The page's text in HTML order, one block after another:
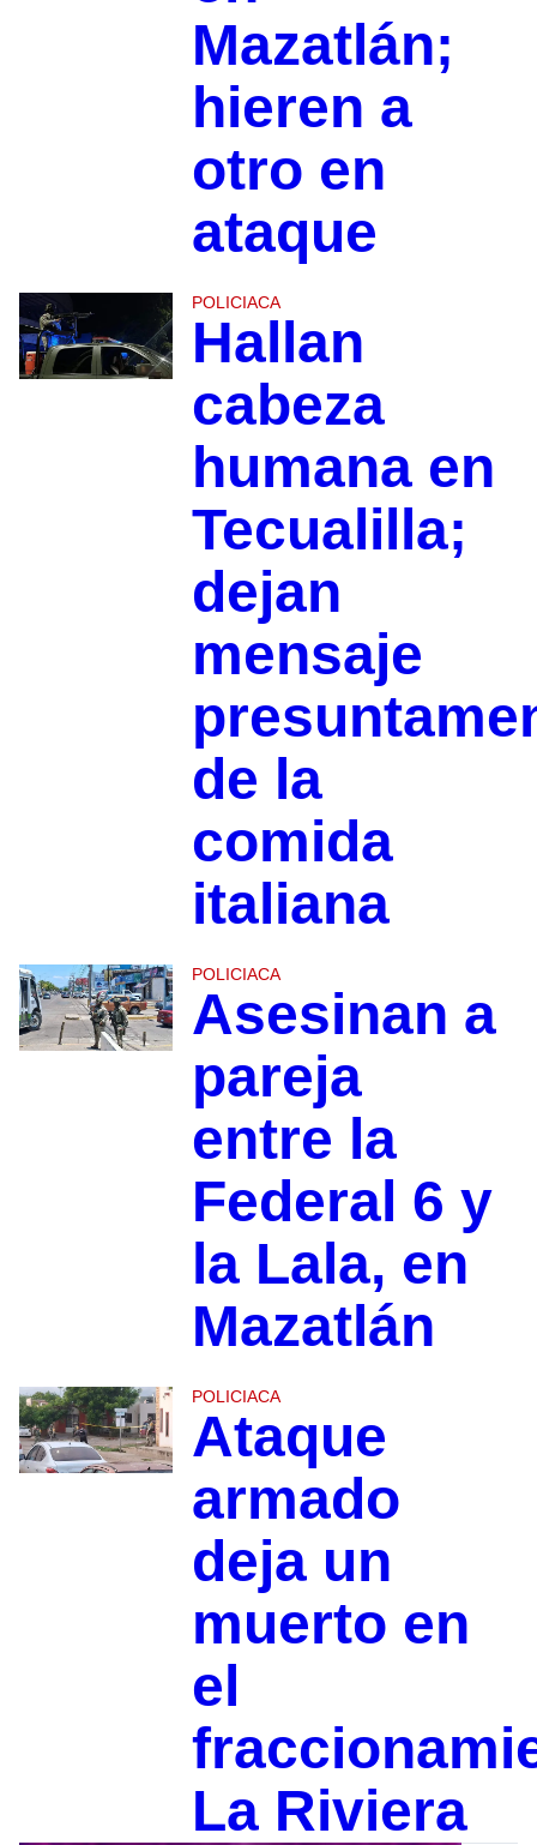
Mazatlán;
hieren a
otro en
ataque
POLICIACA
Hallan
cabeza
humana en
Tecualilla;
dejan
mensaje
de la
comida
italiana
POLICIACA
Asesinan a
pareja
entre la
Federal 6 y
la Lala, en
Mazatlán
POLICIACA
Ataque
armado
deja un
muerto en
el
La Riviera